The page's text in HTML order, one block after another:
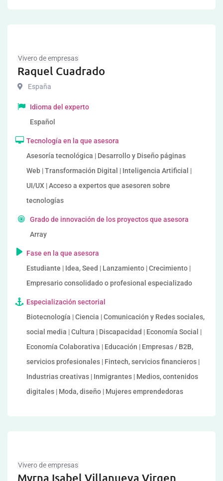
Vivero de empresas
Raquel Cuadrado
España
Idioma del experto
Español
Tecnología en la que asesora
Asesoría tecnológica | Desarrollo y Diseño páginas
Web | Transformación Digital | Inteligencia Artificial |
UI/UX | Acceso a expertos que asesoren sobre
tecnologías
Grado de innovación de los proyectos que asesora
Array
Fase en la que asesora
Estudiante | Idea, Seed | Lanzamiento | Crecimiento |
Empresario consolidado o profesional especializado
Especialización sectorial
Biotecnología | Ciencia | Comunicación y Redes sociales,
social media | Cultura | Discapacidad | Economía Social |
Economía Colaborativa | Educación | Empresas / B2B,
servicios profesionales | Fintech, servicios financieros |
Industrias creativas | Inmigrantes | Medios, contenidos
digitales | Moda, diseño | Mujeres emprendedoras
Vivero de empresas
Myrna Isabel Villanueva Virgen